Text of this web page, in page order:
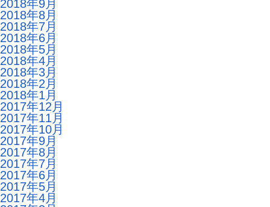
2018年9月
2018年8月
2018年7月
2018年6月
2018年5月
2018年4月
2018年3月
2018年2月
2018年1月
2017年12月
2017年11月
2017年10月
2017年9月
2017年8月
2017年7月
2017年6月
2017年5月
2017年4月